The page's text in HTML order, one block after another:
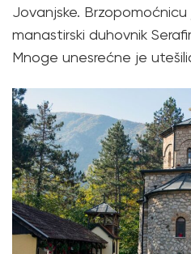
Jovanjske.
manastirski duhovnik
Mnoge unesrećne je